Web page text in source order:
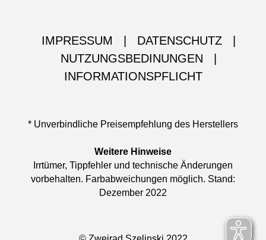
IMPRESSUM DATENSCHUTZ
NUTZUNGSBEDINUNGEN
INFORMATIONSPFLICHT
* Unverbindliche Preisempfehlung des Herstellers
Weitere Hinweise
Irrtümer, Tippfehler und technische Änderungen
vorbehalten. Farbabweichungen möglich. Stand:
Dezember 2022